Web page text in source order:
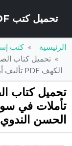
تحميل كتب PDF مجانا – كتب كو
الرئيسية
كتب
تحميل كتاب
الكهف PDF تأليف أبو الحسن الندوي مجانا [كامل]
تحميل كتاب
الحسن